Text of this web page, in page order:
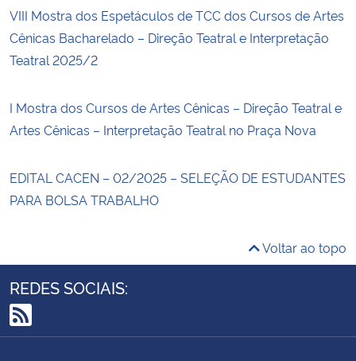
VIII Mostra dos Espetáculos de TCC dos Cursos de Artes
Cênicas Bacharelado – Direção Teatral e Interpretação
Teatral 2025/2
I Mostra dos Cursos de Artes Cênicas – Direção Teatral e
Artes Cênicas – Interpretação Teatral no Praça Nova
EDITAL CACEN – 02/2025 – SELEÇÃO DE ESTUDANTES
PARA BOLSA TRABALHO
Voltar ao topo
REDES SOCIAIS:
RSS